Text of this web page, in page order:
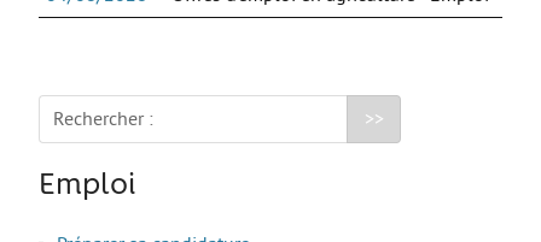
L’orientation
Les stages
Rechercher :
Emploi